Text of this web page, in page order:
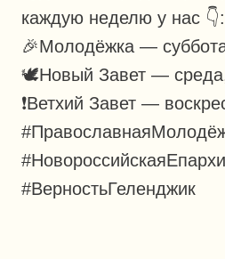
каждую неделю у нас 👇:
🎉Молодёжка —
🕊️Новый Завет —
❗Ветхий Завет —
#ВерностьГеленджик